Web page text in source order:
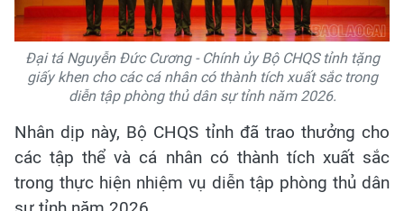
Đại tá Nguyễn Đức Cương - Chính ủy Bộ CHQS tỉnh tặng
giấy khen cho các cá nhân có thành tích xuất sắc trong
diễn tập phòng thủ dân sự tỉnh năm 2026.
Nhân dịp này, Bộ CHQS tỉnh đã trao thưởng cho
các tập thể và cá nhân có thành tích xuất sắc
trong thực hiện nhiệm vụ diễn tập phòng thủ dân